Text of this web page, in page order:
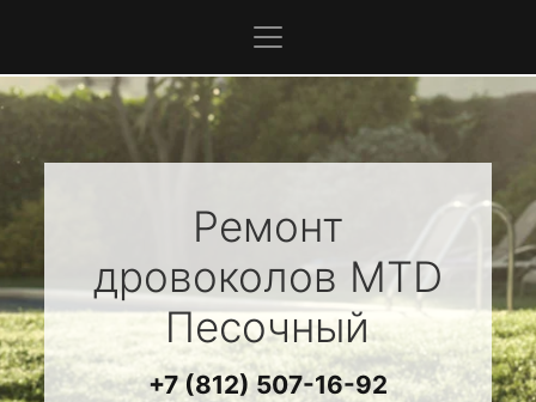
Ремонт
дровоколов MTD
Песочный
+7 (812) 507-16-92